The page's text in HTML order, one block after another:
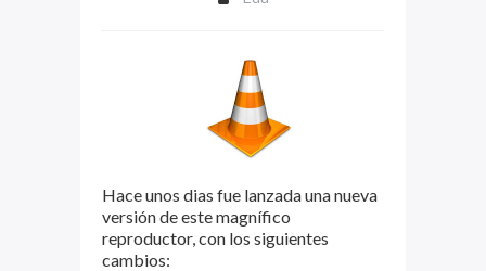
Hace unos dias fue lanzada una nueva
versión de este magnífico
reproductor, con los siguientes
cambios: